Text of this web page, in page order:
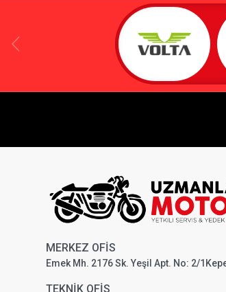
MERKEZ OFİS
Emek Mh. 2176 Sk. Yeşil Apt. No: 2/
TEKNİK OFİS